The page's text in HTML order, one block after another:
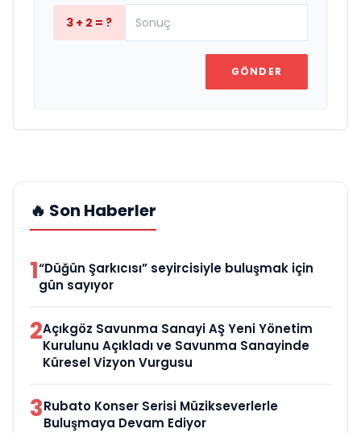
3 + 2 = ?
GÖNDER
🔥 Son Haberler
1“Düğün Şarkıcısı” seyircisiyle buluşmak için
gün sayıyor
2Açıkgöz Savunma Sanayi AŞ Yeni Yönetim
Kurulunu Açıkladı ve Savunma Sanayinde
Küresel Vizyon Vurgusu
3Rubato Konser Serisi Müzikseverlerle
Buluşmaya Devam Ediyor